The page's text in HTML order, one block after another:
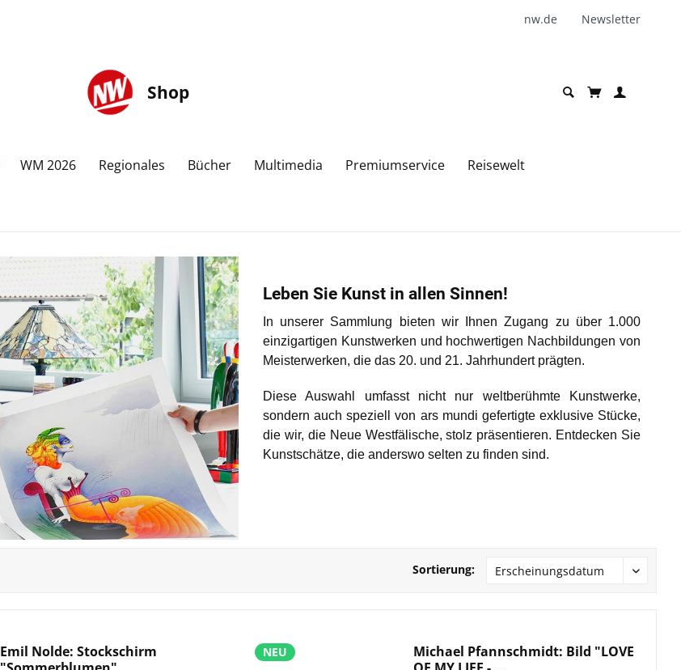
nw.de Newsletter
Shop
WM 2026 Regionales Bücher Multimedia Premiumservice Reisewelt
Leben Sie Kunst in allen Sinnen!
In unserer Sammlung bieten wir Ihnen Zugang zu über 1.000
einzigartigen Kunstwerken und hochwertigen Nachbildungen von
Meisterwerken, die das 20. und 21. Jahrhundert prägten.
Diese Auswahl umfasst nicht nur weltberühmte Kunstwerke,
sondern auch speziell von ars mundi gefertigte exklusive Stücke,
die wir, die Neue Westfälische, stolz präsentieren. Entdecken Sie
Kunstschätze, die anderswo selten zu finden sind.
Sortierung:
Emil Nolde: Stockschirm
NEU
Michael Pfannschmidt: Bild "LOVE